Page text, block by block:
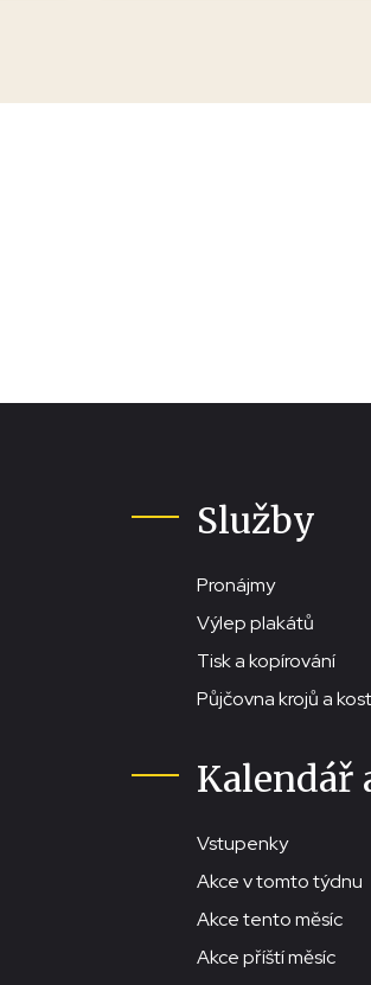
Služby
Pronájmy
Výlep plakátů
Tisk a kopírování
Půjčovna krojů a
Kalendář
Vstupenky
Akce v tomto týdnu
Akce tento měsíc
Akce příští měsíc